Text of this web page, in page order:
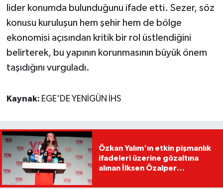
lider konumda bulunduğunu ifade etti. Sezer, söz
konusu kuruluşun hem şehir hem de bölge
ekonomisi açısından kritik bir rol üstlendiğini
belirterek, bu yapının korunmasının büyük önem
taşıdığını vurguladı.
Kaynak: EGE'DE YENİGÜN İHS
Özkan Yalım'ın etkin pişmanlık
ifadeleri üzerine gözaltına
alınan İlksen Özalper